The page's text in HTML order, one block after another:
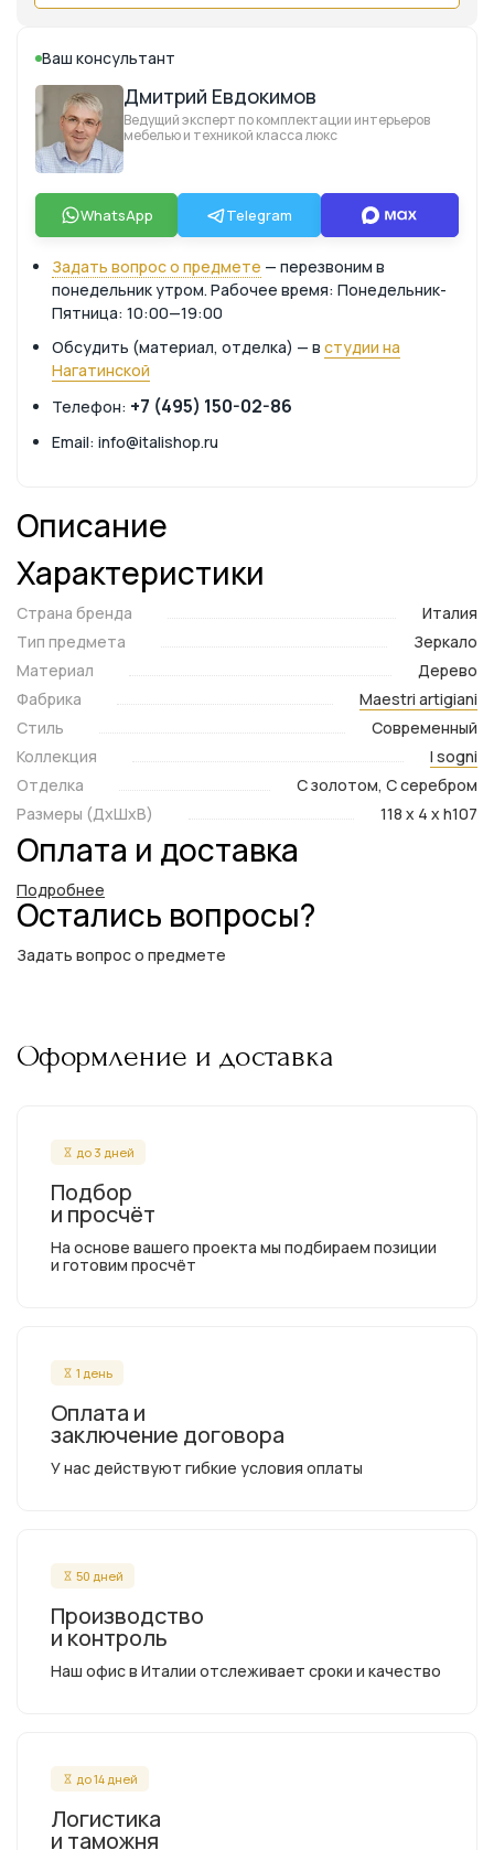
Ваш консультант
Дмитрий Евдокимов
Ведущий эксперт по комплектации интерьеров
мебелью и техникой класса люкс
WhatsApp Telegram
Задать вопрос о предмете — перезвоним в
понедельник утром. Рабочее время: Понедельник-
Пятница: 10:00—19:00
Обсудить (материал, отделка) — в студии на
Нагатинской
Телефон: +7 (495) 150-02-86
Email: info@italishop.ru
Описание
Характеристики
Страна бренда
Италия
Тип предмета
Зеркало
Материал
Дерево
Фабрика
Maestri artigiani
Стиль
Современный
Коллекция
I sogni
Отделка
С золотом, С серебром
Размеры (ДxШxВ)
118 x 4 x h107
Оплата и доставка
Подробнее
Остались вопросы?
Задать вопрос о предмете
Оформление и доставка
до 3 дней
Подбор
и просчёт
На основе вашего проекта мы подбираем позиции
и готовим просчёт
1 день
Оплата и
заключение договора
У нас действуют гибкие условия оплаты
50 дней
Производство
и контроль
Наш офис в Италии отслеживает сроки и качество
до 14 дней
Логистика
и таможня